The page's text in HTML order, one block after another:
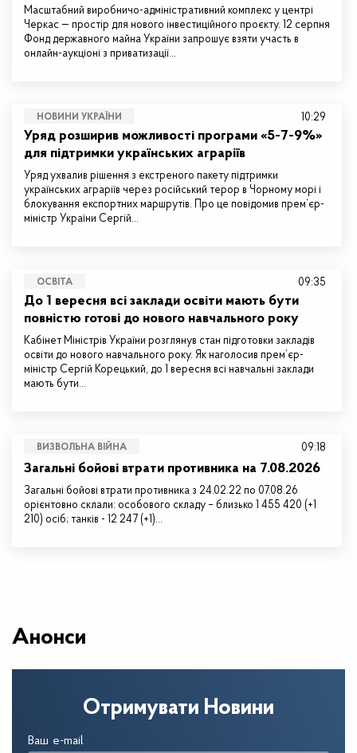
Масштабний виробничо-адміністративний комплекс у центрі
Черкас — простір для нового інвестиційного проєкту. 12 серпня
Фонд державного майна України запрошує взяти участь в
онлайн-аукціоні з приватизації…
НОВИНИ УКРАЇНИ
Уряд розширив можливості програми «5-7-9%»
для підтримки українських аграріїв
Уряд ухвалив рішення з екстреного пакету підтримки
українських аграріїв через російський терор в Чорному морі і
блокування експортних маршрутів. Про це повідомив прем’єр-
міністр України Сергій…
10:29
ОСВІТА
До 1 вересня всі заклади освіти мають бути
повністю готові до нового навчального року
Кабінет Міністрів України розглянув стан підготовки закладів
освіти до нового навчального року. Як наголосив прем’єр-
міністр Сергій Корецький, до 1 вересня всі навчальні заклади
мають бути…
09:35
ВИЗВОЛЬНА ВІЙНА
Загальні бойові втрати противника на 7.08.2026
Загальні бойові втрати противника з 24.02.22 по 07.08.26
орієнтовно склали: особового складу – близько 1 455 420 (+1
210) осіб; танків - 12 247 (+1)…
09:18
Анонси
Отримувати Новини
Ваш e-mail